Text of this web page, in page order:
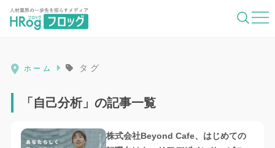
HRog | 人材業界の一歩先を照らすメディ
ホーム タグ
「自己分析」の記事一覧
株式会社Beyond Cafe、はじめての